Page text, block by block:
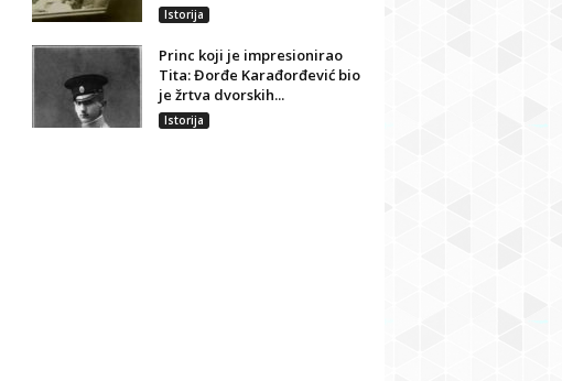
Istorija
Princ koji je impresionirao
Tita: Đorđe Karađorđević bio
je žrtva dvorskih...
Istorija